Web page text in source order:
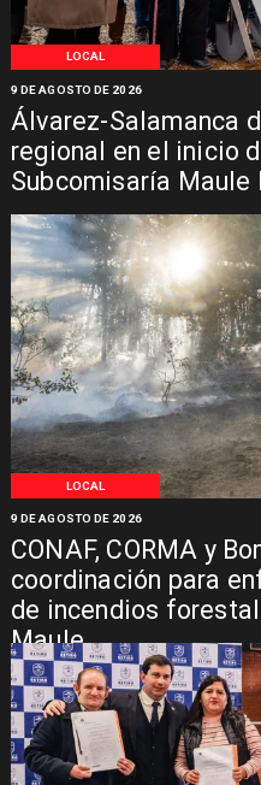
LOCAL
Álvarez-Salamanca
regional en el inicio
Subcomisaría Maule
9 DE AGOSTO DE 2026
LOCAL
CONAF, CORMA y
coordinación para
de incendios
Maule
9 DE AGOSTO DE 2026